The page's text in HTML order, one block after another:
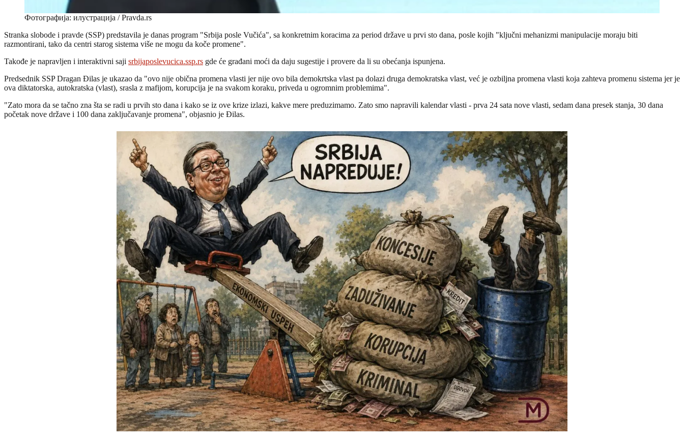
Фотографија: илустрација / Pravda.rs
Stranka slobode i pravde (SSP) predstavila je danas program "Srbija posle Vučića", sa konkretnim koracima za period države u prvi sto dana, posle kojih "ključni mehanizmi manipulacije moraju biti
razmontirani, tako da centri starog sistema više ne mogu da koče promene".
Takođe je napravljen i interaktivni saji srbijaposlevucica.ssp.rs gde će građani moći da daju sugestije i provere da li su obećanja ispunjena.
Predsednik SSP Dragan Đilas je ukazao da "ovo nije obična promena vlasti jer nije ovo bila demokrtska vlast pa dolazi druga demokratska vlast, već je ozbiljna promena vlasti koja zahteva promenu sistema jer je
ova diktatorska, autokratska (vlast), srasla z mafijom, korupcija je na svakom koraku, priveda u ogromnim problemima".
"Zato mora da se tačno zna šta se radi u prvih sto dana i kako se iz ove krize izlazi, kakve mere preduzimamo. Zato smo napravili kalendar vlasti - prva 24 sata nove vlasti, sedam dana presek stanja, 30 dana
početak nove države i 100 dana zaključavanje promena", objasnio je Đilas.